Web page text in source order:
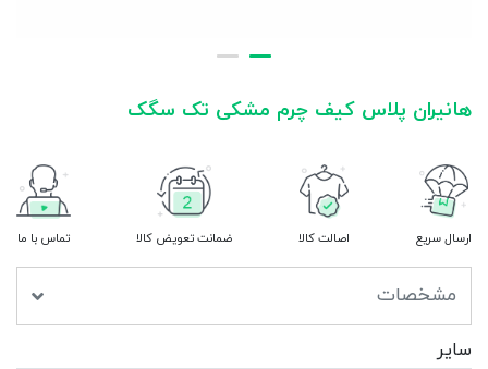
هانیران پلاس کیف چرم مشکی تک سگک
ارسال سریع اصالت کالا ضمانت تعویض کالا تماس با ما
مشخصات
سایر